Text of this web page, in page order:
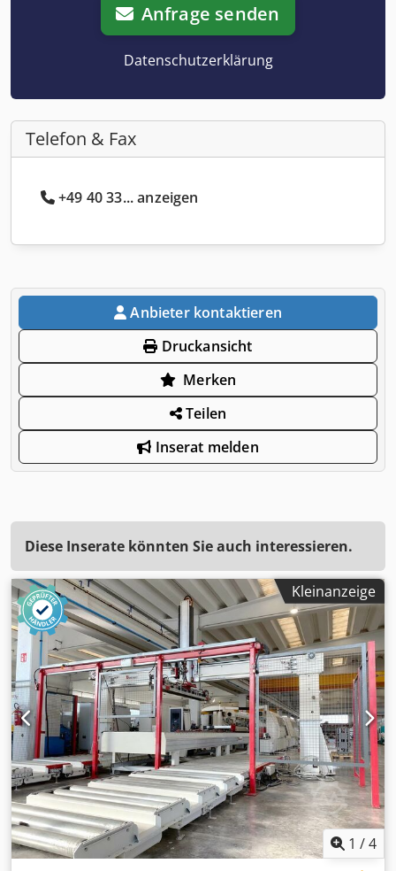
Anfrage senden
Datenschutzerklärung
Telefon & Fax
+49 40 33... anzeigen
Anbieter kontaktieren
Druckansicht
Merken
Teilen
Inserat melden
Diese Inserate könnten Sie auch interessieren.
Kleinanzeige
1 /4